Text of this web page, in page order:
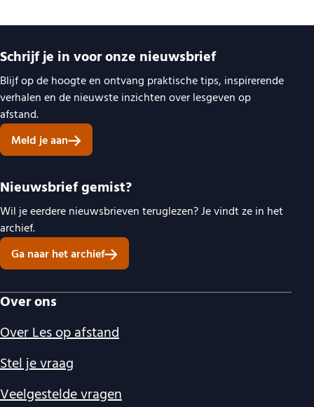
Schrijf je in voor onze nieuwsbrief
Blijf op de hoogte en ontvang praktische tips, inspirerende
verhalen en de nieuwste inzichten over lesgeven op
afstand.
Meld je aan
Nieuwsbrief gemist?
Wil je eerdere nieuwsbrieven teruglezen? Je vindt ze in het
archief.
Ga naar het archief
Belangrijke links
Over ons
Over Les op afstand
Stel je vraag
Veelgestelde vragen